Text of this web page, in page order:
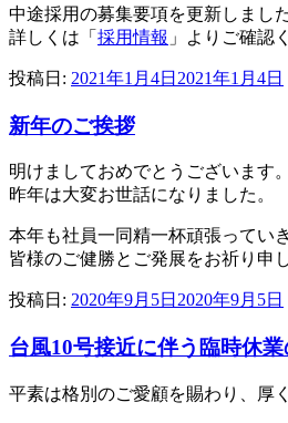
中途採用の募集要項を更新しました
詳しくは「 採用情報 」よりご確認
投稿日: 2021年1月4日 2021年1月4日
新年のご挨拶
明けましておめでとうございます。
昨年は大変お世話になりました。
本年も社員一同精一杯頑張ってい
皆様のご健勝とご発展をお祈り申
投稿日: 2020年9月5日 2020年9月5日
台風10号接近に伴う臨時休
平素は格別のご愛顧を賜わり、厚